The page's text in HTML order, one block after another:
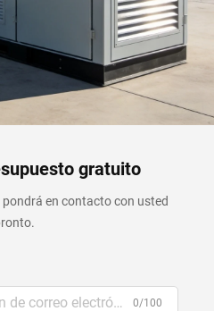
gratuito
en contacto con usted
0/100